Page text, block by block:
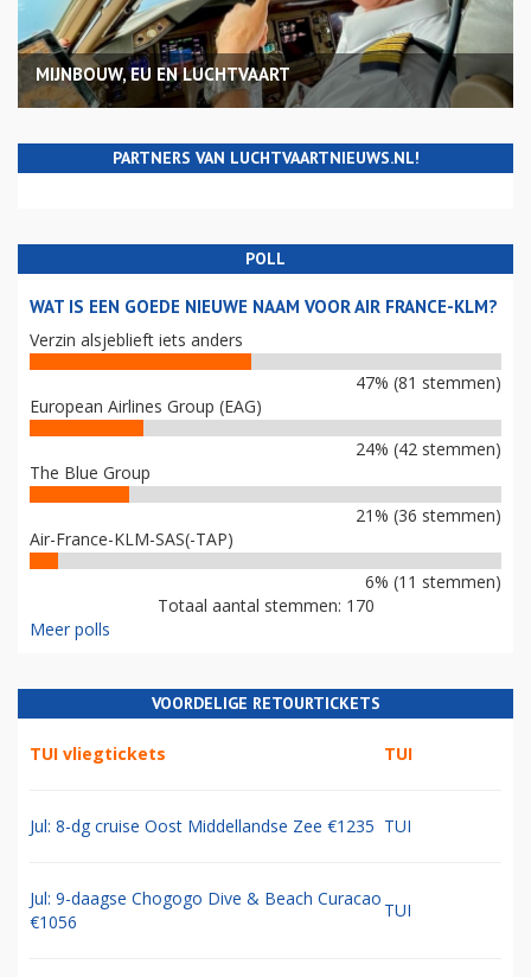
MIJNBOUW, EU EN LUCHTVAART
PARTNERS VAN LUCHTVAARTNIEUWS.NL!
POLL
WAT IS EEN GOEDE NIEUWE NAAM VOOR AIR FRANCE-KLM?
Verzin alsjeblieft iets anders
47% (81 stemmen)
European Airlines Group (EAG)
24% (42 stemmen)
The Blue Group
21% (36 stemmen)
Air-France-KLM-SAS(-TAP)
6% (11 stemmen)
Totaal aantal stemmen: 170
Meer polls
VOORDELIGE RETOURTICKETS
TUI vliegtickets TUI
Jul: 8-dg cruise Oost Middellandse Zee €1235 TUI
Jul: 9-daagse Chogogo Dive & Beach Curacao
€1056
TUI